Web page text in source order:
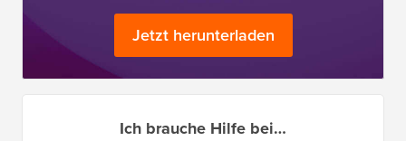
Jetzt herunterladen
Ich brauche Hilfe bei…